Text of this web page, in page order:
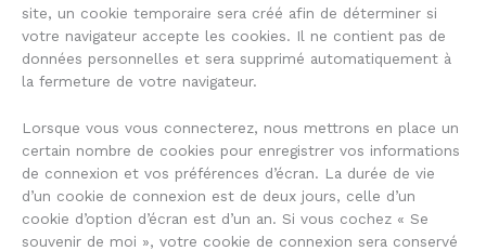
site, un cookie temporaire sera créé afin de déterminer si
votre navigateur accepte les cookies. Il ne contient pas de
données personnelles et sera supprimé automatiquement à
la fermeture de votre navigateur.
Lorsque vous vous connecterez, nous mettrons en place un
certain nombre de cookies pour enregistrer vos informations
de connexion et vos préférences d’écran. La durée de vie
d’un cookie de connexion est de deux jours, celle d’un
cookie d’option d’écran est d’un an. Si vous cochez « Se
souvenir de moi », votre cookie de connexion sera conservé